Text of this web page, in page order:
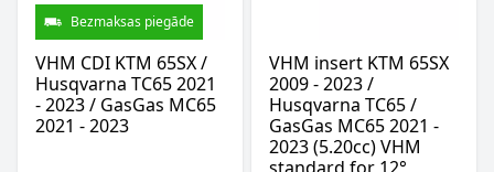
Bezmaksas piegāde
VHM CDI KTM 65SX /
Husqvarna TC65 2021
- 2023 / GasGas MC65
2021 - 2023
VHM insert KTM 65SX
2009 - 2023 /
Husqvarna TC65 /
GasGas MC65 2021 -
2023 (5.20cc) VHM